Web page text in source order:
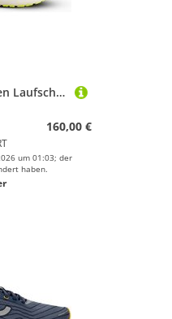
TRUE MOTION Herren Laufschuhe U-TECH Nevos 3
160,00 €
um 01:03; der
haben.